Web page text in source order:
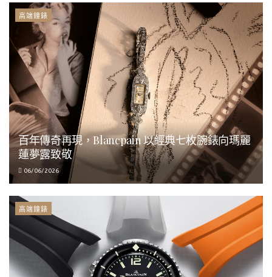
高端鐘錶
百年傳奇再現，Blancpain 以經典七枚腕錶向瑪麗
蓮夢露致敬
06/06/2026
高端鐘錶